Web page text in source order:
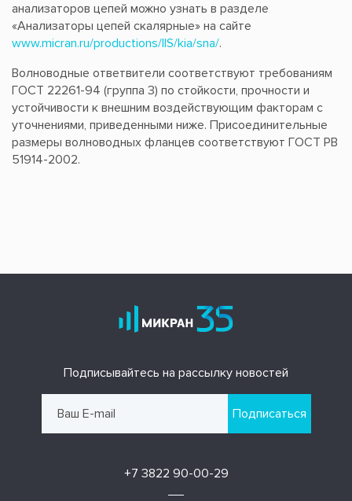
анализаторов цепей можно узнать в разделе
«Анализаторы цепей скалярные» на сайте
www.micran.ru/productions/IIS/kia/sna/.
Волноводные ответвители соответствуют требованиям
ГОСТ 22261-94 (группа 3) по стойкости, прочности и
устойчивости к внешним воздействующим факторам с
уточнениями, приведенными ниже. Присоединительные
размеры волноводных фланцев соответствуют ГОСТ РВ
51914-2002.
Подписывайтесь на рассылку новостей
Подписаться
+7 3822 90-00-29